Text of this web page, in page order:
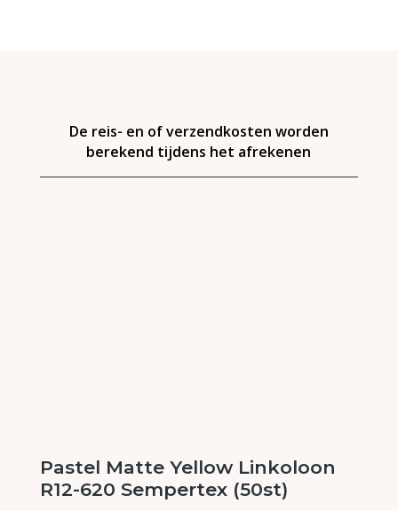
De reis- en of verzendkosten worden
berekend tijdens het afrekenen
Pastel Matte Yellow Linkoloon
R12-620 Sempertex (50st)